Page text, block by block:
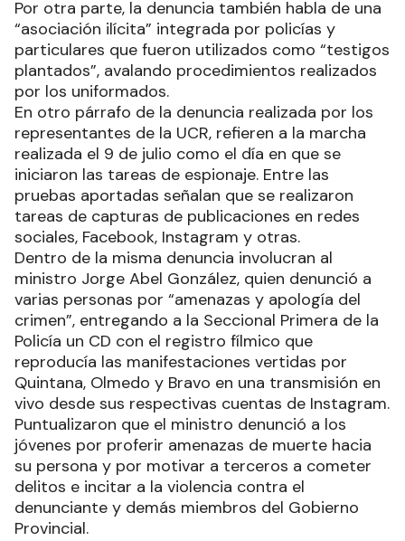
Por otra parte, la denuncia también habla de una
“asociación ilícita” integrada por policías y
particulares que fueron utilizados como “testigos
plantados”, avalando procedimientos realizados
por los uniformados.
En otro párrafo de la denuncia realizada por los
representantes de la UCR, refieren a la marcha
realizada el 9 de julio como el día en que se
iniciaron las tareas de espionaje. Entre las
pruebas aportadas señalan que se realizaron
tareas de capturas de publicaciones en redes
sociales, Facebook, Instagram y otras.
Dentro de la misma denuncia involucran al
ministro Jorge Abel González, quien denunció a
varias personas por “amenazas y apología del
crimen”, entregando a la Seccional Primera de la
Policía un CD con el registro fílmico que
reproducía las manifestaciones vertidas por
Quintana, Olmedo y Bravo en una transmisión en
vivo desde sus respectivas cuentas de Instagram.
Puntualizaron que el ministro denunció a los
jóvenes por proferir amenazas de muerte hacia
su persona y por motivar a terceros a cometer
delitos e incitar a la violencia contra el
denunciante y demás miembros del Gobierno
Provincial.